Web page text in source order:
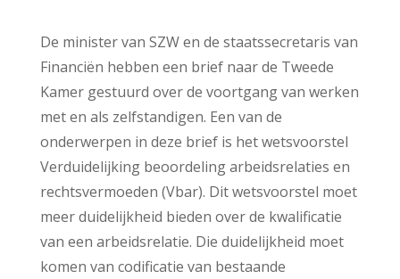
De minister van SZW en de staatssecretaris van
Financiën hebben een brief naar de Tweede
Kamer gestuurd over de voortgang van werken
met en als zelfstandigen. Een van de
onderwerpen in deze brief is het wetsvoorstel
Verduidelijking beoordeling arbeidsrelaties en
rechtsvermoeden (Vbar). Dit wetsvoorstel moet
meer duidelijkheid bieden over de kwalificatie
van een arbeidsrelatie. Die duidelijkheid moet
komen van codificatie van bestaande